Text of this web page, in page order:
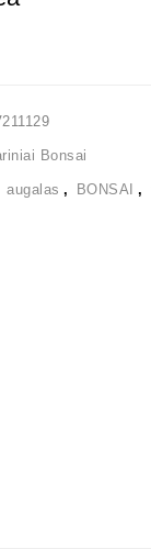
Bonsai
augalas , BONSAI ,